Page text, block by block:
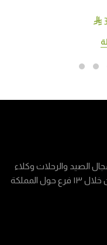

م رائدة في مجال الصيد والرحلات وكلاء